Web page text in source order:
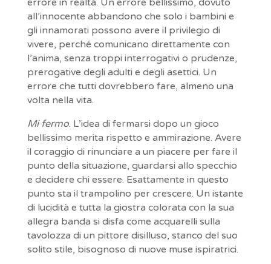
errore in realtà. Un errore bellissimo, dovuto
all’innocente abbandono che solo i bambini e
gli innamorati possono avere il privilegio di
vivere, perché comunicano direttamente con
l’anima, senza troppi interrogativi o prudenze,
prerogative degli adulti e degli asettici. Un
errore che tutti dovrebbero fare, almeno una
volta nella vita.
Mi fermo. L’idea di fermarsi dopo un gioco
bellissimo merita rispetto e ammirazione. Avere
il coraggio di rinunciare a un piacere per fare il
punto della situazione, guardarsi allo specchio
e decidere chi essere. Esattamente in questo
punto sta il trampolino per crescere. Un istante
di lucidità e tutta la giostra colorata con la sua
allegra banda si disfa come acquarelli sulla
tavolozza di un pittore disilluso, stanco del suo
solito stile, bisognoso di nuove muse ispiratrici.